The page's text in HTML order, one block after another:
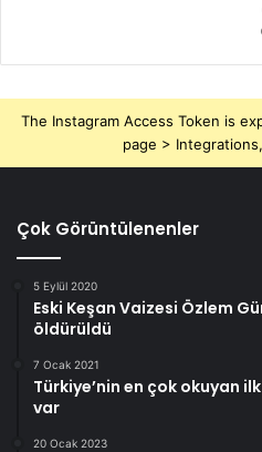
The Instagram Access Token is
page >
Çok Görüntülenenler
5 Eylül 2020
Eski Keşan Vaizesi Özlem
öldürüldü
7 Ocak 2021
Türkiye’nin en çok okuyan
var
20 Ocak 2023